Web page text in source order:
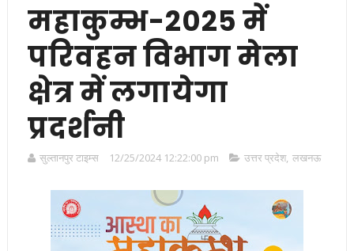
महाकुम्भ-2025 में
परिवहन विभाग मेला
क्षेत्र में लगायेगा
प्रदर्शनी
सुल्तानपुर टाइम्स 12/25/2024 12:22:00 pm उत्तर प्रदेश, लखनऊ